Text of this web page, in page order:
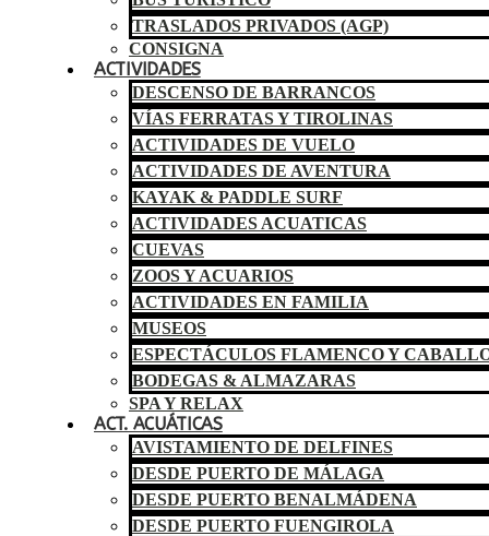
TRASLADOS PRIVADOS (AGP)
CONSIGNA
ACTIVIDADES
DESCENSO DE BARRANCOS
VÍAS FERRATAS Y TIROLINAS
ACTIVIDADES DE VUELO
ACTIVIDADES DE AVENTURA
KAYAK & PADDLE SURF
ACTIVIDADES ACUATICAS
CUEVAS
ZOOS Y ACUARIOS
ACTIVIDADES EN FAMILIA
MUSEOS
ESPECTÁCULOS FLAMENCO Y
BODEGAS & ALMAZARAS
SPA Y RELAX
ACT. ACUÁTICAS
AVISTAMIENTO DE DELFINES
DESDE PUERTO DE MÁLAGA
DESDE PUERTO BENALMÁDENA
DESDE PUERTO FUENGIROLA